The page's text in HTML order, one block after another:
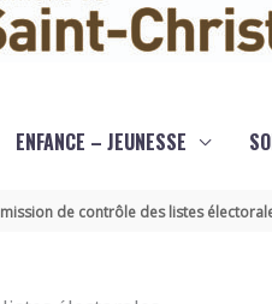
ENFANCE – JEUNESSE
de contrôle des listes